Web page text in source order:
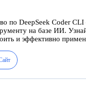
по DeepSeek Coder
на базе ИИ.
и эффективно